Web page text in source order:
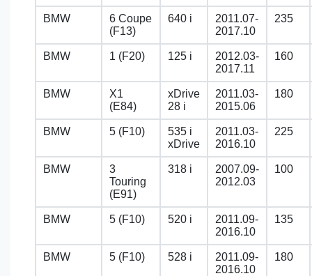
BMW
6 Coupe
(F13)
640 i
2011.07-
2017.10
235
BMW 1 (F20) 125 i
2012.03-
2017.11
160
BMW
X1
(E84)
xDrive
28 i
2011.03-
2015.06
180
BMW 5 (F10)
535 i
xDrive
2011.03-
2016.10
225
BMW
3
Touring
(E91)
318 i
2007.09-
2012.03
100
BMW 5 (F10) 520 i
2011.09-
2016.10
135
BMW 5 (F10) 528 i
2011.09-
2016.10
180